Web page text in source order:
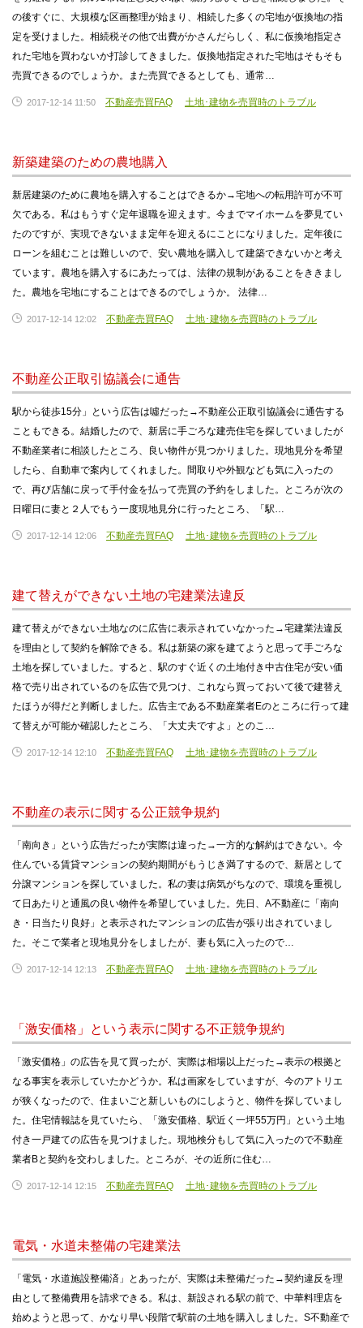
の後すぐに、大規模な区画整理が始まり、相続した多くの宅地が仮換地の指
定を受けました。相続税その他で出費がかさんだらしく、私に仮換地指定さ
れた宅地を買わないか打診してきました。仮換地指定された宅地はそもそも
売買できるのでしょうか。また売買できるとしても、通常…
2017-12-14 11:50 不動産売買FAQ 土地･建物を売買時のトラブル
新築建築のための農地購入
新居建築のために農地を購入することはできるか→宅地への転用許可が不可
欠である。私はもうすぐ定年退職を迎えます。今までマイホームを夢見てい
たのですが、実現できないまま定年を迎えるにことになりました。定年後に
ローンを組むことは難しいので、安い農地を購入して建築できないかと考え
ています。農地を購入するにあたっては、法律の規制があることをききまし
た。農地を宅地にすることはできるのでしょうか。 法律…
2017-12-14 12:02 不動産売買FAQ 土地･建物を売買時のトラブル
不動産公正取引協議会に通告
駅から徒歩15分」という広告は噓だった→不動産公正取引協議会に通告する
こともできる。結婚したので、新居に手ごろな建売住宅を探していましたが
不動産業者に相談したところ、良い物件が見つかりました。現地見分を希望
したら、自動車で案内してくれました。間取りや外観なども気に入ったの
で、再び店舗に戻って手付金を払って売買の予約をしました。ところが次の
日曜日に妻と２人でもう一度現地見分に行ったところ、「駅…
2017-12-14 12:06 不動産売買FAQ 土地･建物を売買時のトラブル
建て替えができない土地の宅建業法違反
建て替えができない土地なのに広告に表示されていなかった→宅建業法違反
を理由として契約を解除できる。私は新築の家を建てようと思って手ごろな
土地を探していました。すると、駅のすぐ近くの土地付き中古住宅が安い価
格で売り出されているのを広告で見つけ、これなら買っておいて後で建替え
たほうが得だと判断しました。広告主である不動産業者Eのところに行って建
て替えが可能か確認したところ、「大丈夫ですよ」とのこ…
2017-12-14 12:10 不動産売買FAQ 土地･建物を売買時のトラブル
不動産の表示に関する公正競争規約
「南向き」という広告だったが実際は違った→一方的な解約はできない。今
住んでいる賃貸マンションの契約期間がもうじき満了するので、新居として
分譲マンションを探していました。私の妻は病気がちなので、環境を重視し
て日あたりと通風の良い物件を希望していました。先日、A不動産に「南向
き・日当たり良好」と表示されたマンションの広告が張り出されていまし
た。そこで業者と現地見分をしましたが、妻も気に入ったので…
2017-12-14 12:13 不動産売買FAQ 土地･建物を売買時のトラブル
「激安価格」という表示に関する不正競争規約
「激安価格」の広告を見て買ったが、実際は相場以上だった→表示の根拠と
なる事実を表示していたかどうか。私は画家をしていますが、今のアトリエ
が狭くなったので、住まいごと新しいものにしようと、物件を探していまし
た。住宅情報誌を見ていたら、「激安価格、駅近く一坪55万円」という土地
付き一戸建ての広告を見つけました。現地検分もして気に入ったので不動産
業者Bと契約を交わしました。ところが、その近所に住む…
2017-12-14 12:15 不動産売買FAQ 土地･建物を売買時のトラブル
電気・水道未整備の宅建業法
「電気・水道施設整備済」とあったが、実際は未整備だった→契約違反を理
由として整備費用を請求できる。私は、新設される駅の前で、中華料理店を
始めようと思って、かなり早い段階で駅前の土地を購入しました。S不動産で